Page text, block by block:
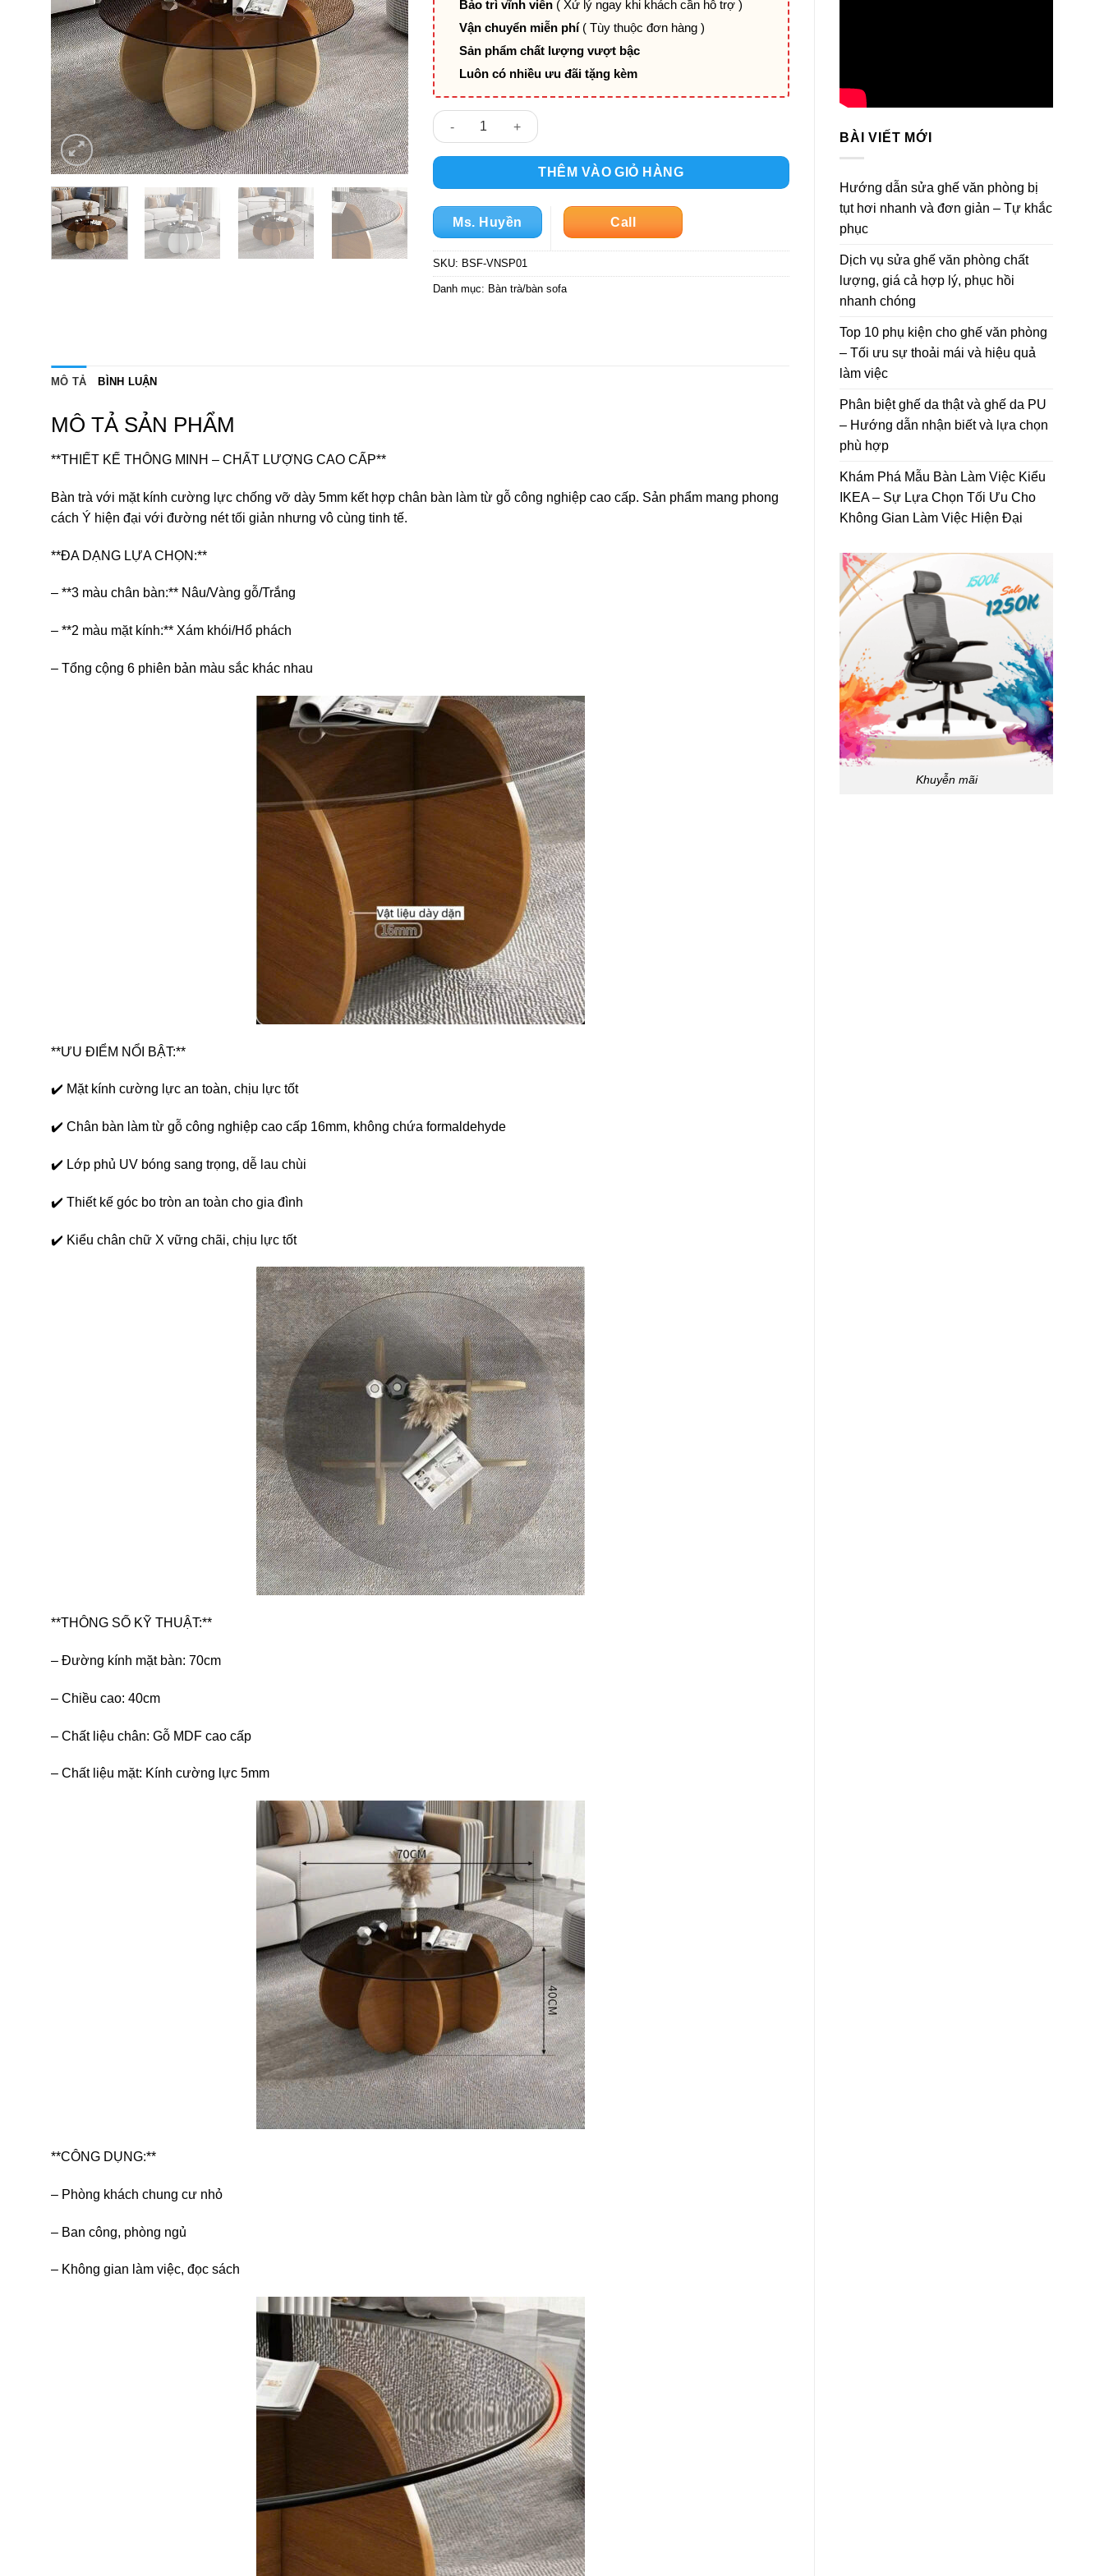
BÀI VIẾT MỚI
Hướng dẫn sửa ghế văn phòng bị
tụt hơi nhanh và đơn giản – Tự khắc
phục
Dịch vụ sửa ghế văn phòng chất
lượng, giá cả hợp lý, phục hồi
nhanh chóng
Top 10 phụ kiện cho ghế văn phòng
– Tối ưu sự thoải mái và hiệu quả
làm việc
Phân biệt ghế da thật và ghế da PU
– Hướng dẫn nhận biết và lựa chọn
phù hợp
Khám Phá Mẫu Bàn Làm Việc Kiểu
IKEA – Sự Lựa Chọn Tối Ưu Cho
Không Gian Làm Việc Hiện Đại
Khuyễn mãi
Bảo trì vĩnh viễn ( Xử lý ngay khi khách cần hỗ trợ )
Vận chuyển miễn phí ( Tùy thuộc đơn hàng )
Sản phẩm chất lượng vượt bậc
Luôn có nhiều ưu đãi tặng kèm
Bàn trà mặt kính hiện đại nhập khẩu sang trọng BSF-VNSP01 số lượng
THÊM VÀO GIỎ HÀNG
Ms. Huyền Call
SKU: BSF-VNSP01
Danh mục: Bàn trà/bàn sofa
MÔ TẢ BÌNH LUẬN
MÔ TẢ SẢN PHẨM
**THIẾT KẾ THÔNG MINH – CHẤT LƯỢNG CAO CẤP**
Bàn trà với mặt kính cường lực chống vỡ dày 5mm kết hợp chân bàn làm từ gỗ công nghiệp cao cấp. Sản phẩm mang phong
cách Ý hiện đại với đường nét tối giản nhưng vô cùng tinh tế.
**ĐA DẠNG LỰA CHỌN:**
– **3 màu chân bàn:** Nâu/Vàng gỗ/Trắng
– **2 màu mặt kính:** Xám khói/Hổ phách
– Tổng cộng 6 phiên bản màu sắc khác nhau
**ƯU ĐIỂM NỔI BẬT:**
✔️ Mặt kính cường lực an toàn, chịu lực tốt
✔️ Chân bàn làm từ gỗ công nghiệp cao cấp 16mm, không chứa formaldehyde
✔️ Lớp phủ UV bóng sang trọng, dễ lau chùi
✔️ Thiết kế góc bo tròn an toàn cho gia đình
✔️ Kiểu chân chữ X vững chãi, chịu lực tốt
**THÔNG SỐ KỸ THUẬT:**
– Đường kính mặt bàn: 70cm
– Chiều cao: 40cm
– Chất liệu chân: Gỗ MDF cao cấp
– Chất liệu mặt: Kính cường lực 5mm
**CÔNG DỤNG:**
– Phòng khách chung cư nhỏ
– Ban công, phòng ngủ
– Không gian làm việc, đọc sách